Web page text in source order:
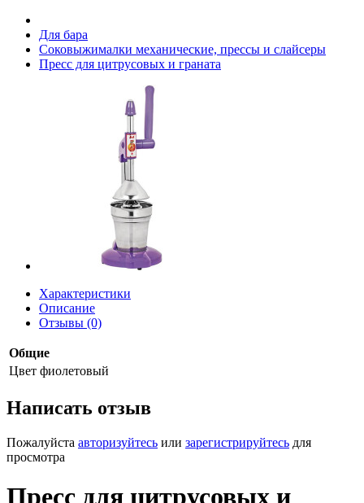
Для бара
Соковыжималки механические, прессы и слайсеры
Пресс для цитрусовых и граната
Характеристики
Описание
Отзывы (0)
Общие
Цвет фиолетовый
Написать отзыв
Пожалуйста авторизуйтесь или зарегистрируйтесь для
просмотра
Пресс для цитрусовых и